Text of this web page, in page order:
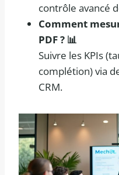
contrôle avancé
Comment
PDF ? 📊
Suivre les KPIs
complétion) via
CRM.